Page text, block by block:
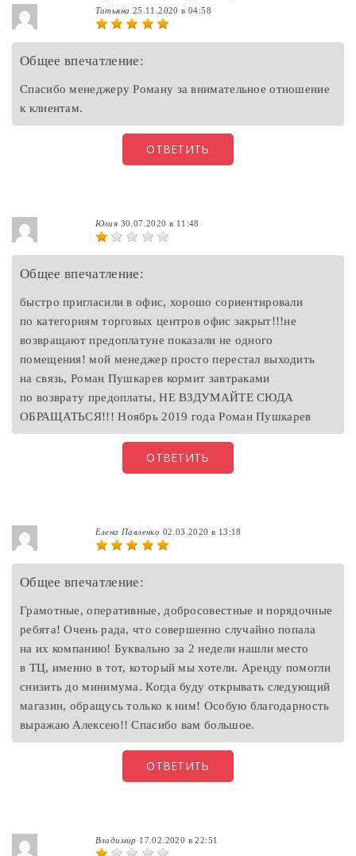
Татьяна 25.11.2020 в 04:58
Общее впечатление:
Спасибо менеджеру Роману за внимательное отношение
к клиентам.
ОТВЕТИТЬ
Юлия 30.07.2020 в 11:48
Общее впечатление:
быстро пригласили в офис, хорошо сориентировали
по категориям торговых центров офис закрыт!!!не
возвращают предоплатуне показали не одного
помещения! мой менеджер просто перестал выходить
на связь, Роман Пушкарев кормит завтраками
по возврату предоплаты, НЕ ВЗДУМАЙТЕ СЮДА
ОБРАЩАТЬСЯ!!! Ноябрь 2019 года Роман Пушкарев
ОТВЕТИТЬ
Елена Павленко 02.03.2020 в 13:18
Общее впечатление:
Грамотные, оперативные, добросовестные и порядочные
ребята! Очень рада, что совершенно случайно попала
на их компанию! Буквально за 2 недели нашли место
в ТЦ, именно в тот, который мы хотели. Аренду помогли
снизить до минимума. Когда буду открывать следующий
магазин, обращусь только к ним! Особую благодарность
выражаю Алексею!! Спасибо вам большое.
ОТВЕТИТЬ
Владимир 17.02.2020 в 22:51